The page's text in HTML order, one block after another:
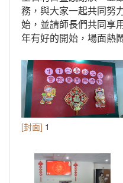
務，與大家一起共同努
始，並請師長們共同享
年有好的開始，場面熱
[封面] 1